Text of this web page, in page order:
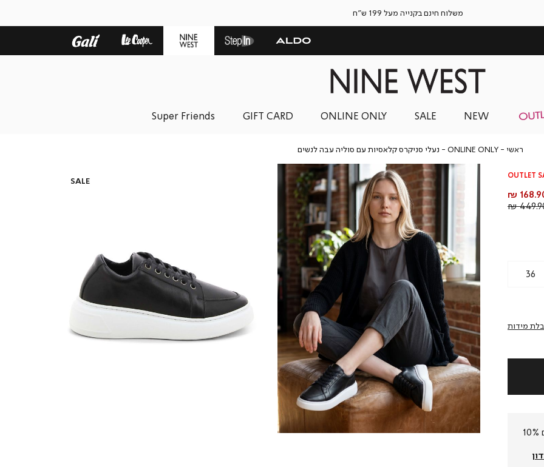
משלוח חינם בקנייה מעל 199 ש"ח
NEW
SALE
ONLINE ONLY
GIFT CARD
Super Friends
ראשי ראשי
ONLINE ONLY
ONLINE
נעלי סניקרס קלאסיות עם סוליה עבה לנשיםנעלי
עם
סוליה
עבה
לנשים
OUTLET
168.90
מחיר
449.90
36
מידות
חברי המועדון שלנו צוברים 10%
SALE